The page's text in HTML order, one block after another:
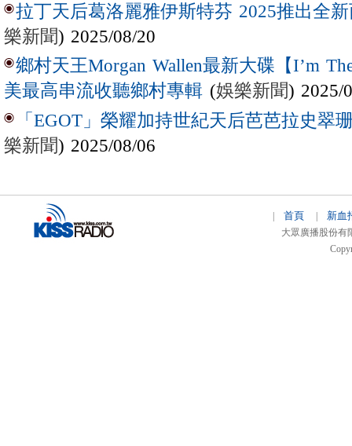
拉丁天后葛洛麗雅伊斯特芬 2025推出全新
樂新聞) 2025/08/20
鄉村天王Morgan Wallen最新大碟【I’m
美最高串流收聽鄉村專輯 (娛樂新聞) 2025/
「EGOT」榮耀加持世紀天后芭芭拉史翠
樂新聞) 2025/08/06
| 首頁| 新血
大眾廣播股份有